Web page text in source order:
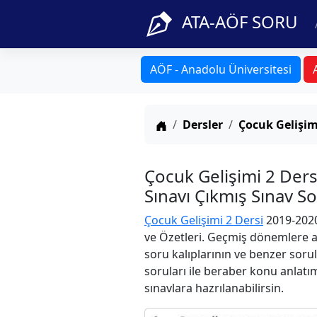
ATA-AÖF SORU
AÖF - Anadolu Üniversitesi
Anasayfa
Dersler Çocuk
Çocuk Gelişimi 2
Sınavı Çıkmış Sınav
Çocuk Gelişimi 2 Dersi 2019-
ve Özetleri. Geçmiş dönemlere
soru kalıplarının ve benzer
soruları ile beraber konu
sınavlara hazrılanabilirsin.